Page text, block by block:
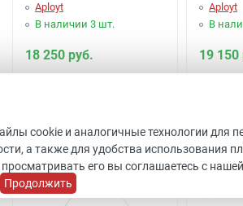
Aployt
В наличии 3 шт.
18 250 руб.
Aployt
В
19 150
cookie и аналогичные технологии для
а также для удобства использования
его вы соглашаетесь с нашей
Продолжить